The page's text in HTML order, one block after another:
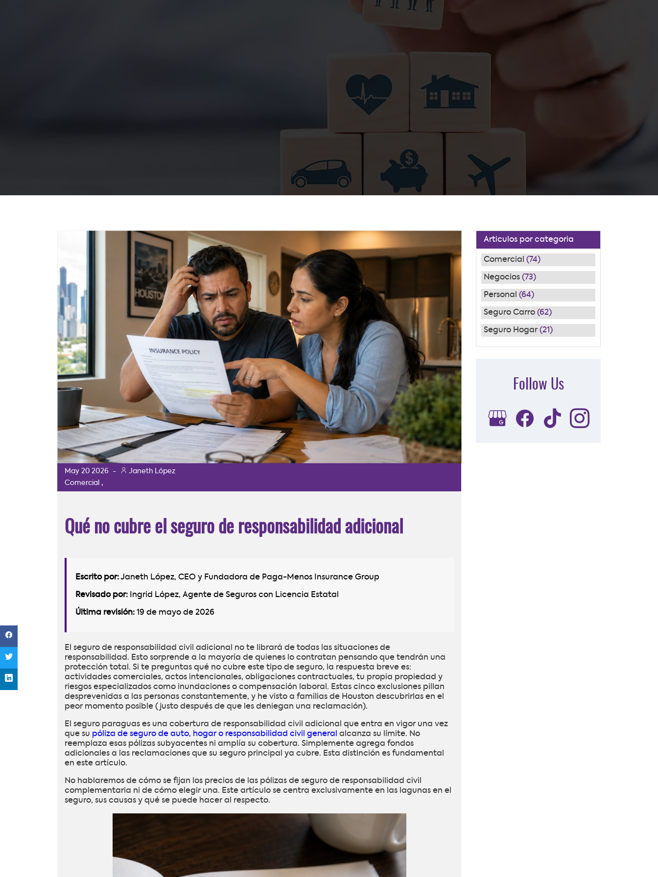
May 20 2026 -
Janeth López
Comercial
,
Qué no cubre el seguro de responsabilidad adicional
Escrito por:Janeth López, CEO y Fundadora de Paga-Menos Insurance Group
Revisado por: Ingrid López, Agente de Seguros con Licencia Estatal
Última revisión: 19 de mayo de 2026
El seguro de responsabilidad civil adicional no te librará de todas las situaciones de
responsabilidad. Esto sorprende a la mayoría de quienes lo contratan pensando que tendrán una
protección total. Si te preguntas qué no cubre este tipo de seguro, la respuesta breve es:
actividades comerciales, actos intencionales, obligaciones contractuales, tu propia propiedad y
riesgos especializados como inundaciones o compensación laboral. Estas cinco exclusiones pillan
desprevenidas a las personas constantemente, y he visto a familias de Houston descubrirlas en el
peor momento posible (justo después de que les deniegan una reclamación).
El seguro paraguas es una cobertura de responsabilidad civil adicional que entra en vigor una vez
que su póliza de seguro de auto, hogar o responsabilidad civil general alcanza su límite. No
reemplaza esas pólizas subyacentes ni amplía su cobertura. Simplemente agrega fondos
adicionales a las reclamaciones que su seguro principal ya cubre. Esta distinción es fundamental
en este artículo.
No hablaremos de cómo se fijan los precios de las pólizas de seguro de responsabilidad civil
complementaria ni de cómo elegir una. Este artículo se centra exclusivamente en las lagunas en el
seguro, sus causas y qué se puede hacer al respecto.
Articulos por categoria
Comercial (74)
Negocios (73)
Personal (64)
Seguro Carro (62)
Seguro Hogar (21)
Follow Us